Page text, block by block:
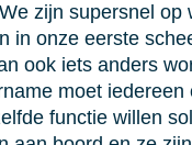
zijn supersnel
in onze eerste
ook iets anders
moet
functie willen